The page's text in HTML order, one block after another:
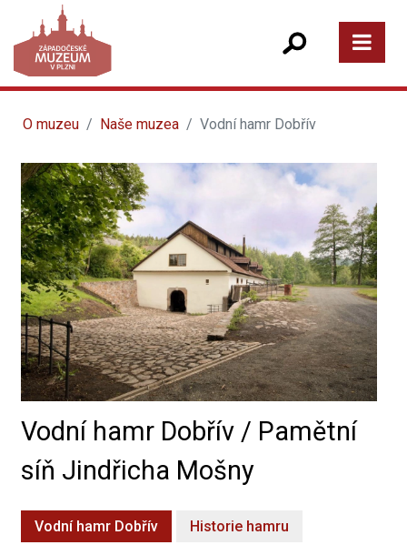
O muzeu Naše muzea Vodní hamr Dobřív
Vodní hamr Dobřív / Pamětní
síň Jindřicha Mošny
Vodní hamr Dobřív Historie hamru